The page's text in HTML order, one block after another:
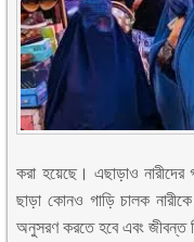
করা হয়েছে। এছাড়াও নারীদের
ছাড়া কোনও গাড়ি চালক
অনুসরণ করতে হবে এবং জীবন্ত